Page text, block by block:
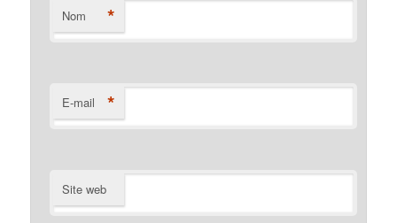
Nom *
E-mail *
Site web